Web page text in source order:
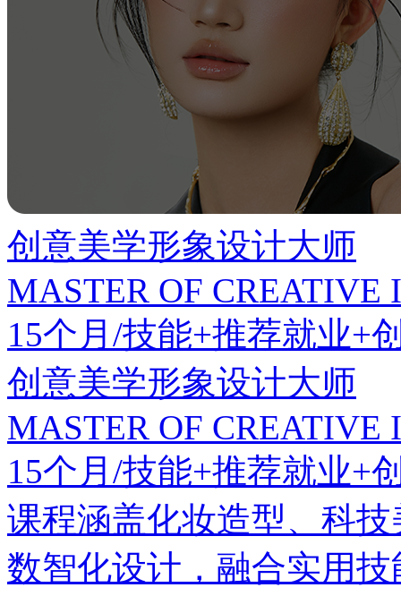
创意美学形象设计大师
MASTER OF CREATIVE
15个月/技能+推荐就业+
创意美学形象设计大师
MASTER OF CREATIVE
15个月/技能+推荐就业+
课程涵盖化妆造型、科
数智化设计，融合实用